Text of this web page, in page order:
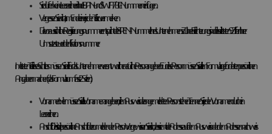
Sie dürfen keine Leerzeichen in Ihre IBAN- und SWIFT/BIC-Nummern einfügen.
Vergessen Sie nicht, am Ende eines jeden Teils zu vermerken
Die voraussichtliche Registrierungsnummer entspricht der SIREN-Nummer Ihres Unternehmens. Zu Ihrer Erleichterung sind dies die letzten 9 Ziffern Ihrer
Umsatzsteuer-Identifikationsnummer.
Im letzten Teil dieses Schrittes müssen Sie die für das Unternehmen verantwortliche natürliche Person angeben. Für diese Person müssen Sie alle im Formular geforderten persönlichen
Angaben machen (das Formular umfasst 2 Seiten):
Vornamen: Hier müssen Sie alle Vornamen angeben, die im Ausweis der angemeldeten Person stehen. Trennen Sie jeden Vornamen durch ein
Leerzeichen.
Anschrift: Dies ist die persönliche Anschrift der zu meldenden Person. Vergewissern Sie sich, dass sie mit der Adresse auf dem Ausweis oder dem Adressennachweis